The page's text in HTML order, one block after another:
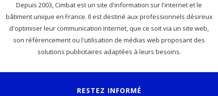
Depuis 2003, Cimbat est un site d'information sur l'internet et le
bâtiment unique en France. Il est destiné aux professionnels désireux
d'optimiser leur communication Internet, que ce soit via un site web,
son référencement ou l'utilisation de médias web proposant des
solutions publicitaires adaptées à leurs besoins.
RESTEZ INFORMÉ